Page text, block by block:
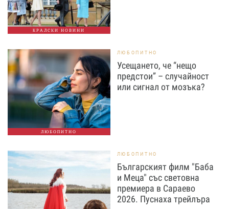
КРАЛСКИ НОВИНИ
ЛЮБОПИТНО
ЛЮБОПИТНО
Усещането, че “нещо
предстои” – случайност
или сигнал от мозъка?
ЛЮБОПИТНО
Българският филм "Баба
и Меца" със световна
премиера в Сараево
2026. Пуснаха трейлъра